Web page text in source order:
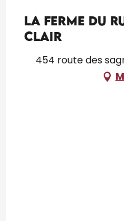
La Ferme du
Clair
454 route des